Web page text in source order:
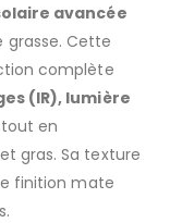
avancée
Cette
complète
(IR), lumière
en
gras. Sa texture
finition mate